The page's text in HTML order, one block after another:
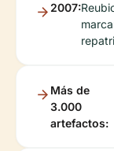
2007:
Más de
3.000
artefactos: